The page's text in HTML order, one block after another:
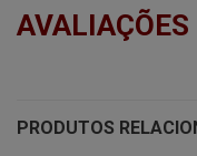
PRODUTOS